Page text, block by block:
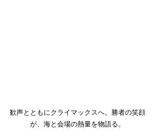
歓声とともにクライマックスへ。勝者の笑顔
が、海と会場の熱量を物語る。